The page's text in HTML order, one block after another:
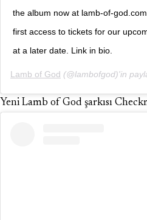
the album now at lamb-of-
first access to tickets for our
at a later date. Link in bio.
Lamb of God (@lambofgod)'in
Yeni Lamb of God şarkısı